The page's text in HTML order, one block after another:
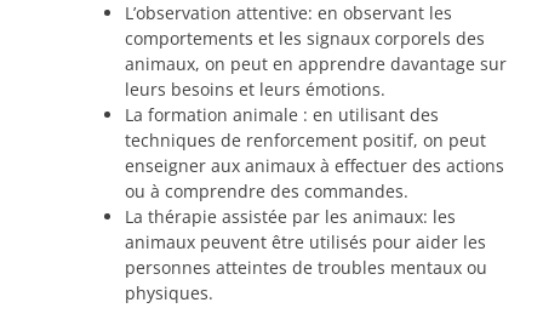
L’observation attentive: en observant les
comportements et les signaux corporels des
animaux, on peut en apprendre davantage sur
leurs besoins et leurs émotions.
La formation animale : en utilisant des
techniques de renforcement positif, on peut
enseigner aux animaux à effectuer des actions
ou à comprendre des commandes.
La thérapie assistée par les animaux: les
animaux peuvent être utilisés pour aider les
personnes atteintes de troubles mentaux ou
physiques.